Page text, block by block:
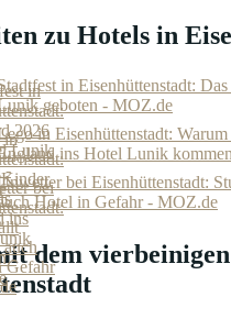
zu Hotels in
in Eisenhüttenstadt:
geboten - MOZ.de
in Eisenhüttenstadt:
ins Hotel Lunik
bei Eisenhüttenstadt:
Hotel in Gefahr - MOZ.de
dem